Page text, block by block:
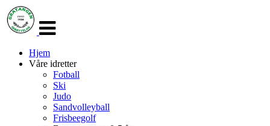
navigasjon
Hjem
Våre idretter
Fotball
Ski
Judo
Sandvolleyball
Frisbeegolf